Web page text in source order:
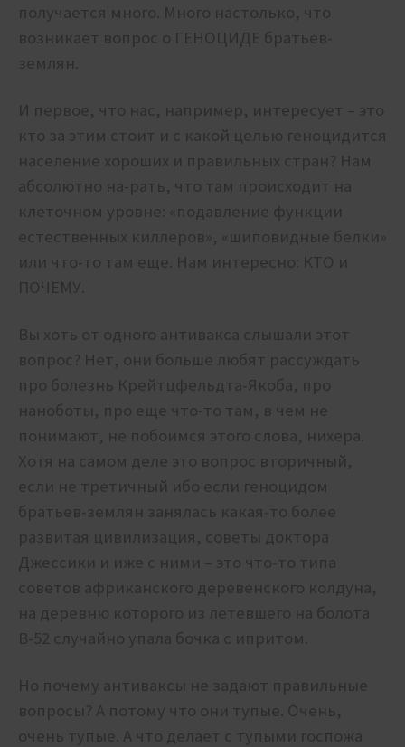
получается много. Много настолько, что
возникает вопрос о ГЕНОЦИДЕ братьев-
землян.
И первое, что нас, например, интересует – это
кто за этим стоит и с какой целью геноцидится
население хороших и правильных стран? Нам
абсолютно на-рать, что там происходит на
клеточном уровне: «подавление функции
естественных киллеров», «шиповидные белки»
или что-то там еще. Нам интересно: КТО и
ПОЧЕМУ.
Вы хоть от одного антивакса слышали этот
вопрос? Нет, они больше любят рассуждать
про болезнь Крейтцфельдта-Якоба, про
наноботы, про еще что-то там, в чем не
понимают, не побоимся этого слова, нихера.
Хотя на самом деле это вопрос вторичный,
если не третичный ибо если геноцидом
братьев-землян занялась какая-то более
развитая цивилизация, советы доктора
Джессики и иже с ними – это что-то типа
советов африканского деревенского колдуна,
на деревню которого из летевшего на болота
B-52 случайно упала бочка с ипритом.
Но почему антиваксы не задают правильные
вопросы? А потому что они тупые. Очень,
очень тупые. А что делает с тупыми госпожа